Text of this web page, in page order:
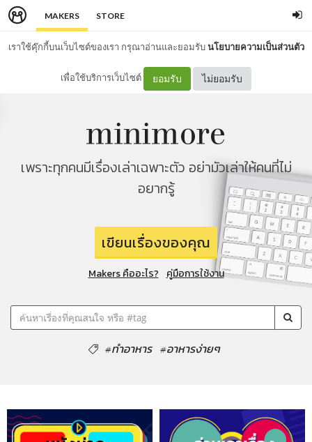
MAKERS STORE
เราใช้คุ๊กกี้บนเว็บไซต์ของเรา กรุณาอ่านและยอมรับนโยบายความเป็นส่วนตัว
เพื่อใช้บริการเว็บไซต์ ยอมรับ ไม่ยอมรับ
เพราะทุกคนมีเรื่องเล่าเฉพาะตัว อย่ามัวเล่าให้คนที่ไม่
อยากรู้
เขียนเรื่องของคุณ
Makers คืออะไร? คู่มือการใช้งาน
#ทำอาหาร #อาหารง่ายๆ